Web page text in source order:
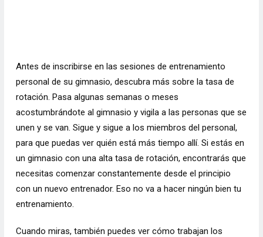
Antes de inscribirse en las sesiones de entrenamiento
personal de su gimnasio, descubra más sobre la tasa de
rotación. Pasa algunas semanas o meses
acostumbrándote al gimnasio y vigila a las personas que se
unen y se van. Sigue y sigue a los miembros del personal,
para que puedas ver quién está más tiempo allí. Si estás en
un gimnasio con una alta tasa de rotación, encontrarás que
necesitas comenzar constantemente desde el principio
con un nuevo entrenador. Eso no va a hacer ningún bien tu
entrenamiento.
Cuando miras, también puedes ver cómo trabajan los